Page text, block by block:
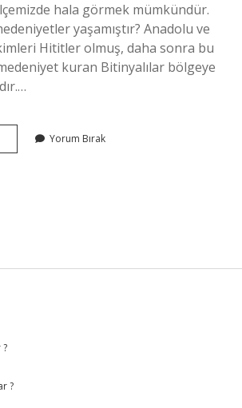
hala görmek mümkündür.
yaşamıştır? Anadolu ve
Hititler olmuş, daha sonra bu
kuran Bitinyalılar bölgeye
Boluluların
Kökeni
Yorum Bırak
?